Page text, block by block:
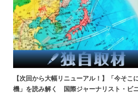
【次回から大幅リニューアル！】「今そこ
機」を読み解く 国際ジャーナリスト・ビ